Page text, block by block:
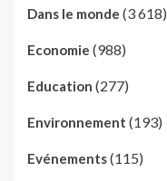
Dans le monde (3 618)
Economie (988)
Education (277)
Environnement (193)
Evénements(115)